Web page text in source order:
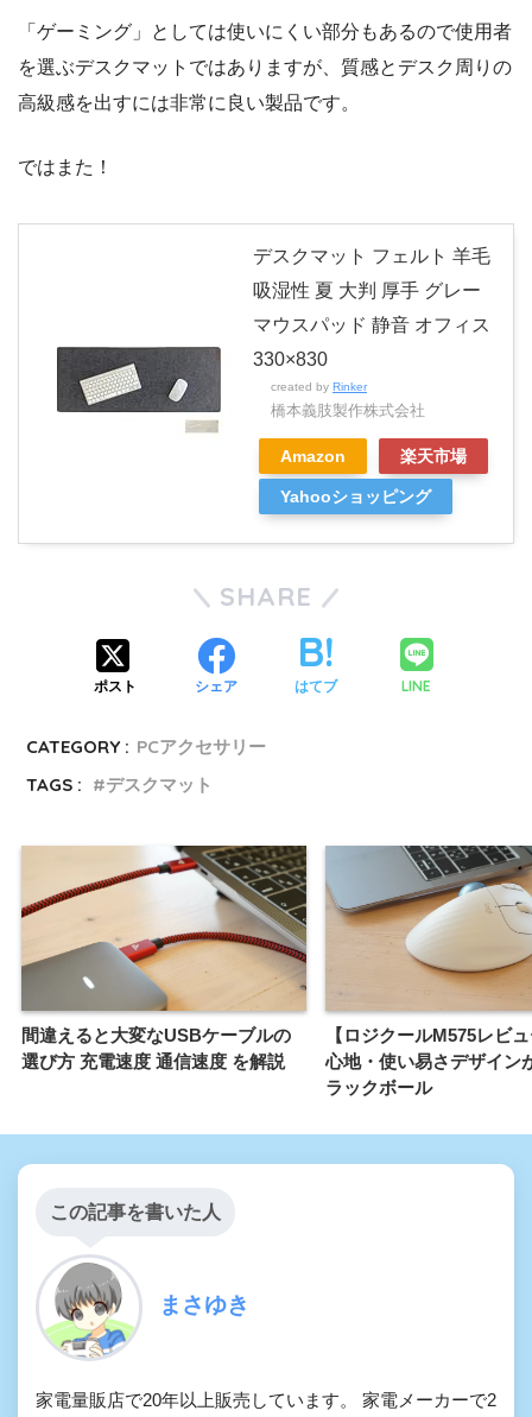
「ゲーミング」としては使いにくい部分もあるので使用者
を選ぶデスクマットではありますが、質感とデスク周りの
高級感を出すには非常に良い製品です。
ではまた！
デスクマット フェルト 羊毛
吸湿性 夏 大判 厚手 グレー
マウスパッド 静音 オフィス
330×830
created by Rinker
橋本義肢製作株式会社
Amazon 楽天市場
Yahooショッピング
SHARE
ポスト シェア はてブ LINE
CATEGORY : PCアクセサリー
TAGS :
デスクマット
間違えると大変なUSBケーブルの
選び方 充電速度 通信速度 を解説
【ロジクールM575レビ
心地・使い易さデザイン
ラックボール
この記事を書いた人
まさゆき
家電量販店で20年以上販売しています。 家電メーカーで2